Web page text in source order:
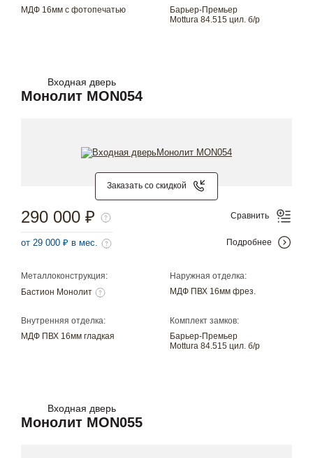
МДФ 16мм с фотопечатью
Барьер-Премьер
Mottura 84.515 цил. б/р
Входная дверь
Монолит MON054
Заказать со скидкой
Металлоконструкция:
Бастион Монолит
Наружная отделка:
МДФ ПВХ 16мм фрез.
Внутренняя отделка:
МДФ ПВХ 16мм гладкая
Комплект замков:
Барьер-Премьер
Mottura 84.515 цил. б/р
290 000 ₽
от 29 000 ₽ в мес.
Сравнить
Подробнее
Входная дверь
Монолит MON055